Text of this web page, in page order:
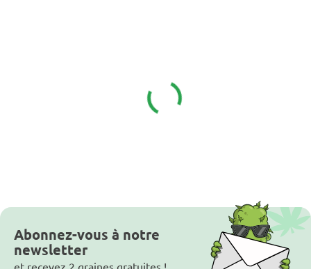
Abonnez-vous à notre
newsletter
et recevez 2 graines gratuites !